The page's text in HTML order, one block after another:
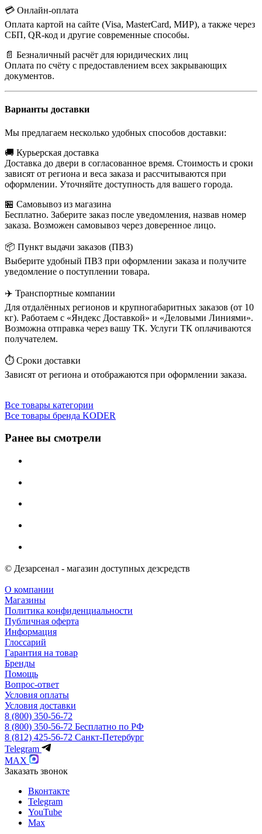
💳 Онлайн-оплата
Оплата картой на сайте (Visa, MasterCard, МИР), а также через
СБП, QR-код и другие современные способы.
📄 Безналичный расчёт для юридических лиц
Оплата по счёту с предоставлением всех закрывающих
документов.
Варианты доставки
Мы предлагаем несколько удобных способов доставки:
🚚 Курьерская доставка
Доставка до двери в согласованное время. Стоимость и сроки
зависят от региона и веса заказа и рассчитываются при
оформлении. Уточняйте доступность для вашего города.
🏪 Самовывоз из магазина
Бесплатно. Заберите заказ после уведомления, назвав номер
заказа. Возможен самовывоз через доверенное лицо.
📦 Пункт выдачи заказов (ПВЗ)
Выберите удобный ПВЗ при оформлении заказа и получите
уведомление о поступлении товара.
✈️ Транспортные компании
Для отдалённых регионов и крупногабаритных заказов (от 10
кг). Работаем с «Яндекс Доставкой» и «Деловыми Линиями».
Возможна отправка через вашу ТК. Услуги ТК оплачиваются
получателем.
⏱️ Сроки доставки
Зависят от региона и отображаются при оформлении заказа.
Все товары категории
Все товары бренда KODER
Ранее вы смотрели
© Дезарсенал - магазин доступных дезсредств
О компании
Магазины
Политика конфиденциальности
Публичная оферта
Информация
Глоссарий
Гарантия на товар
Бренды
Помощь
Вопрос-ответ
Условия оплаты
Условия доставки
8 (800) 350-56-72
8 (800) 350-56-72 Бесплатно по РФ
8 (812) 425-56-72 Санкт-Петербург
Telegram
MAX
Заказать звонок
Вконтакте
Telegram
YouTube
Max